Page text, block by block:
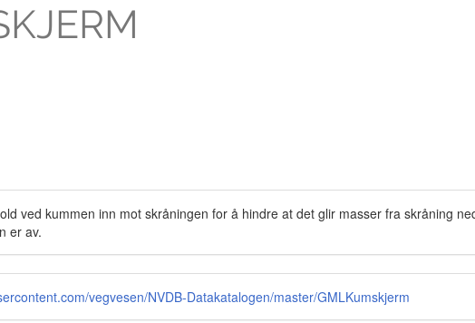
ved kummen inn mot skråningen for å hindre at det glir masser fra skråning
er av.
vegvesen/NVDB-Datakatalogen/master/GMLKumskjerm